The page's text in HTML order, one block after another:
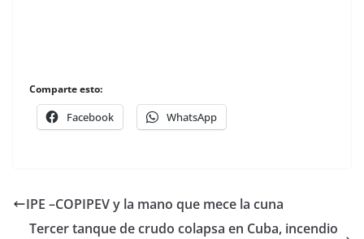
Comparte esto:
Facebook WhatsApp
IPE –COPIPEV y la mano que mece la cuna
Tercer tanque de crudo colapsa en Cuba, incendio